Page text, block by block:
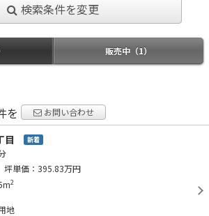
検索条件を変更
販売中（1）
を
お問い合わせ
目 新着
坪単価：395.83万円
2
地